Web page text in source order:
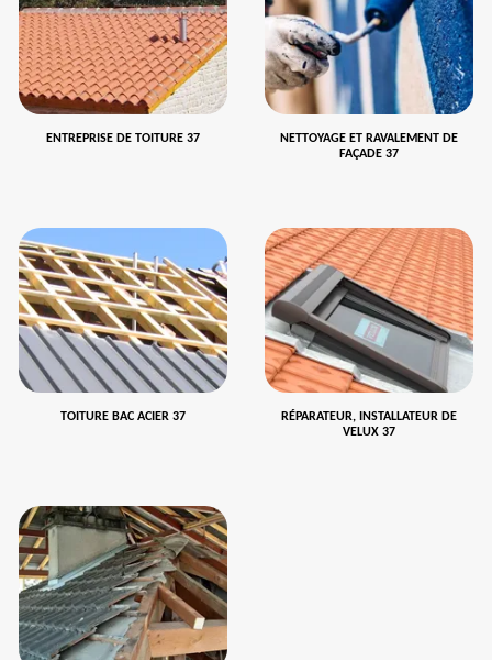
ENTREPRISE DE TOITURE 37
NETTOYAGE ET RAVALEMENT DE
FAÇADE 37
TOITURE BAC ACIER 37
RÉPARATEUR, INSTALLATEUR DE
VELUX 37